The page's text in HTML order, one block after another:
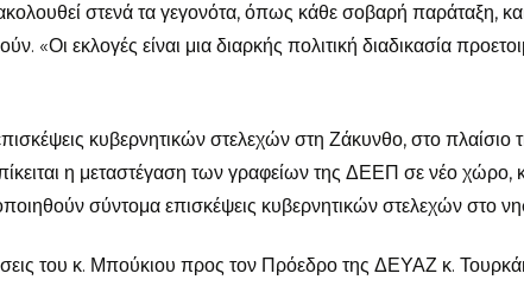
στενά τα γεγονότα, όπως κάθε σοβαρή παράταξη, και
«Οι εκλογές είναι μια διαρκής πολιτική διαδικασία
κυβερνητικών στελεχών στη Ζάκυνθο, στο πλαίσιο
η μεταστέγαση των γραφείων της ΔΕΕΠ σε νέο χώρο,
σύντομα επισκέψεις κυβερνητικών στελεχών στο
του κ. Μπούκιου προς τον Πρόεδρο της ΔΕΥΑΖ κ.